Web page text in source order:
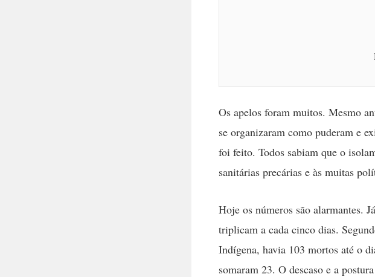
Os apelos foram muitos. Mesmo
se organizaram como puderam e
foi feito. Todos sabiam que o
sanitárias precárias e às muitas
Hoje os números são alarmantes.
triplicam a cada cinco dias.
Indígena, havia 103 mortos até o
somaram 23. O descaso e a